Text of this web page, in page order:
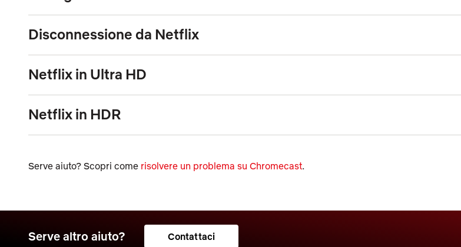
Disconnessione da Netflix
Netflix in Ultra HD
Netflix in HDR
Serve aiuto? Scopri come risolvere un problema su Chromecast.
Serve altro aiuto? Contattaci